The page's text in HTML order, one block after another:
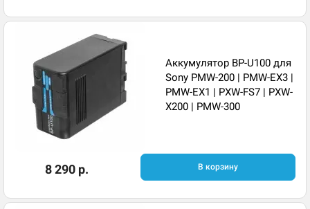
Аккумулятор BP-U100 для
Sony PMW-200 | PMW-EX3 |
PMW-EX1 | PXW-FS7 | PXW-
X200 | PMW-300
8 290 р. В корзину